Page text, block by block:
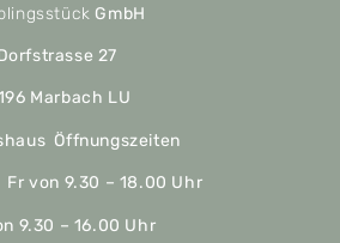
GmbH
27
Marbach LU
Öffnungszeiten
Fr von 9.30 – 18.00 Uhr
9.30 – 16.00 Uhr